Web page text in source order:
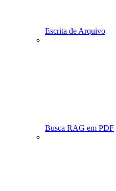
Escrita de Arquivo
Busca RAG em PDF